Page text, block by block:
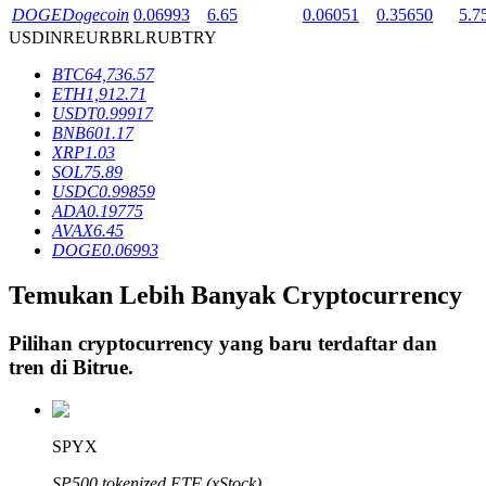
Penguncian BTR
Investasi eksklusif untuk pemegang BTR
Layanan pinjaman yang didukung Crypto
DOGEDogecoin 0.06993 6.65 0.06051 0.35650
USDINREURBRLRUBTRY
BTC64,736.57
ETH1,912.71
USDT0.99917
BNB601.17
XRP1.03
SOL75.89
USDC0.99859
ADA0.19775
AVAX6.45
DOGE0.06993
Temukan Lebih Banyak Cryptocurrency
Pilihan cryptocurrency yang baru terdaftar dan
tren di Bitrue.
SPYX